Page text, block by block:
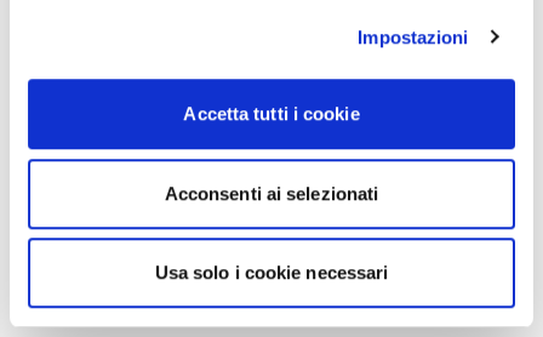
Impostazioni
Accetta tutti i cookie
Acconsenti ai selezionati
Usa solo i cookie necessari